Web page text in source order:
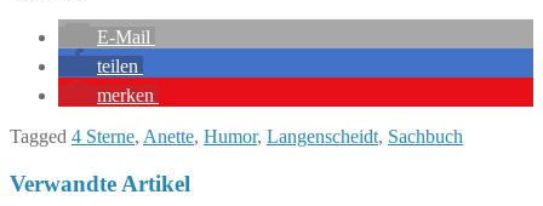
E-Mail
teilen
merken
Tagged 4 Sterne, Anette, Humor, Langenscheidt, Sachbuch
Verwandte Artikel